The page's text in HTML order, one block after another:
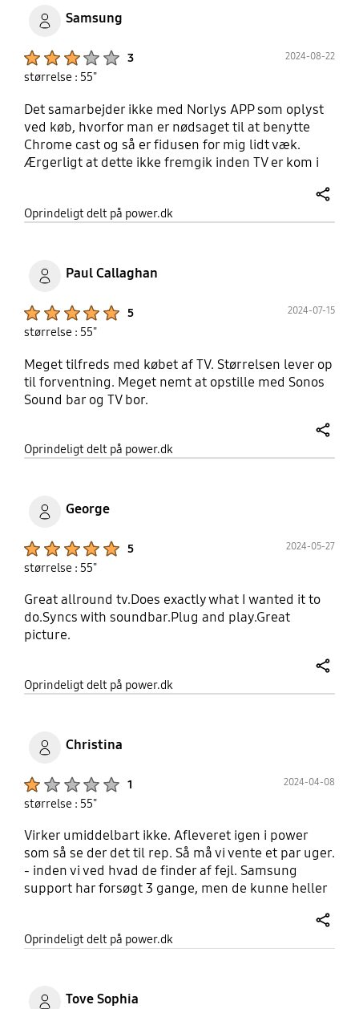
Samsung
3 2024-08-22
størrelse : 55"
Det samarbejder ikke med Norlys APP som oplyst
ved køb, hvorfor man er nødsaget til at benytte
Chrome cast og så er fidusen for mig lidt væk.
Ærgerligt at dette ikke fremgik inden TV er kom i
Oprindeligt delt på power.dk
Paul Callaghan
5 2024-07-15
størrelse : 55"
Meget tilfreds med købet af TV. Størrelsen lever op
til forventning. Meget nemt at opstille med Sonos
Sound bar og TV bor.
Oprindeligt delt på power.dk
George
5 2024-05-27
størrelse : 55"
Great allround tv.Does exactly what I wanted it to
do.Syncs with soundbar.Plug and play.Great
picture.
Oprindeligt delt på power.dk
Christina
1 2024-04-08
størrelse : 55"
Virker umiddelbart ikke. Afleveret igen i power
som så se der det til rep. Så må vi vente et par uger.
- inden vi ved hvad de finder af fejl. Samsung
support har forsøgt 3 gange, men de kunne heller
Oprindeligt delt på power.dk
Tove Sophia